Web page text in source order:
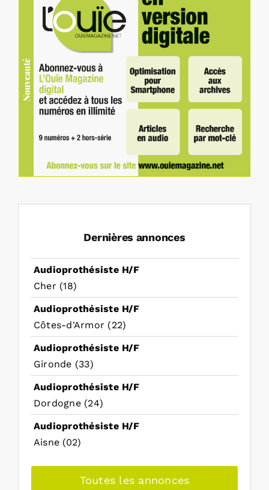
Dernières annonces
Audioprothésiste H/F
Cher (18)
Audioprothésiste H/F
Côtes-d'Armor (22)
Audioprothésiste H/F
Gironde (33)
Audioprothésiste H/F
Dordogne (24)
Audioprothésiste H/F
Aisne (02)
Toutes les annonces